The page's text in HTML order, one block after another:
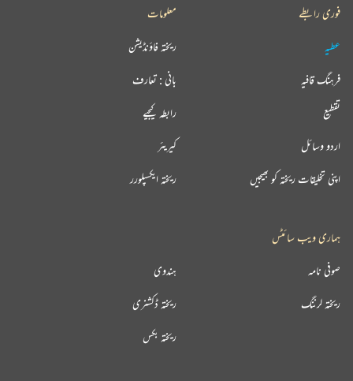
فوری رابطے
عطیہ
فرہنگ قافیہ
تقطیع
اردو وسائل
اپنی تخلیقات ریختہ کو بھیجیں
معلومات
ریختہ فاؤنڈیشن
بانی : تعارف
رابطہ کیجیے
کیریئر
ریختہ ایکسپلورر
ہماری ویب سائٹس
ہندوی صوفی نامہ
ریختہ ڈکشنری ریختہ لرننگ
ریختہ بکس